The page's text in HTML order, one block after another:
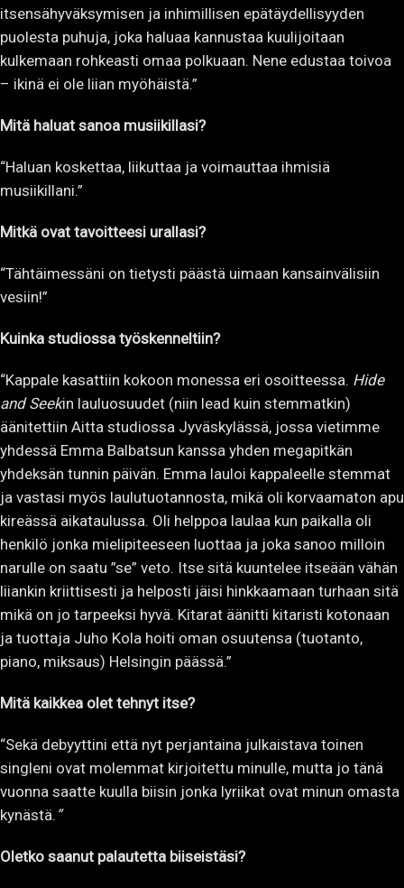
itsensähyväksymisen ja inhimillisen epätäydellisyyden
puolesta puhuja, joka haluaa kannustaa kuulijoitaan
kulkemaan rohkeasti omaa polkuaan. Nene edustaa toivoa
– ikinä ei ole liian myöhäistä.”
Mitä haluat sanoa musiikillasi?
“Haluan koskettaa, liikuttaa ja voimauttaa ihmisiä
musiikillani.”
Mitkä ovat tavoitteesi urallasi?
“Tähtäimessäni on tietysti päästä uimaan kansainvälisiin
vesiin!”
Kuinka studiossa työskenneltiin?
“Kappale kasattiin kokoon monessa eri osoitteessa. Hide
and Seekin lauluosuudet (niin lead kuin stemmatkin)
äänitettiin Aitta studiossa Jyväskylässä, jossa vietimme
yhdessä Emma Balbatsun kanssa yhden megapitkän
yhdeksän tunnin päivän. Emma lauloi kappaleelle stemmat
ja vastasi myös laulutuotannosta, mikä oli korvaamaton apu
kireässä aikataulussa. Oli helppoa laulaa kun paikalla oli
henkilö jonka mielipiteeseen luottaa ja joka sanoo milloin
narulle on saatu ”se” veto. Itse sitä kuuntelee itseään vähän
liiankin kriittisesti ja helposti jäisi hinkkaamaan turhaan sitä
mikä on jo tarpeeksi hyvä. Kitarat äänitti kitaristi kotonaan
ja tuottaja Juho Kola hoiti oman osuutensa (tuotanto,
piano, miksaus) Helsingin päässä.”
Mitä kaikkea olet tehnyt itse?
“Sekä debyyttini että nyt perjantaina julkaistava toinen
singleni ovat molemmat kirjoitettu minulle, mutta jo tänä
vuonna saatte kuulla biisin jonka lyriikat ovat minun omasta
kynästä. ”
Oletko saanut palautetta biiseistäsi?